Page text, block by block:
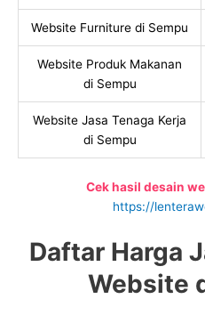
Website Furniture di Sempu
Website Produk Makanan
di Sempu
Website Jasa Tenaga Kerja
di Sempu
Cek hasil desain
https://
Daftar Harga
Website